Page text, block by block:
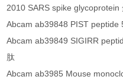
2010 SARS spike glycoprotein
Abcam ab39848 PIST peptide
Abcam ab39849 SIGIRR
肽
Abcam ab3985 Mouse